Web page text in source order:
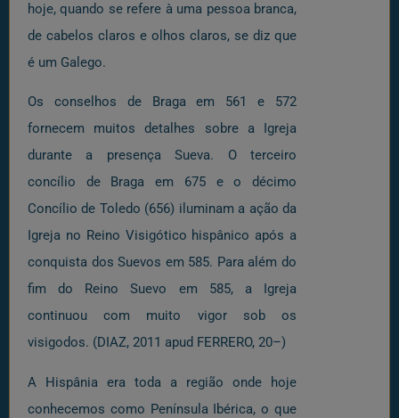
hoje, quando se refere à uma pessoa branca,
de cabelos claros e olhos claros, se diz que
é um Galego.
Os conselhos de Braga em 561 e 572
fornecem muitos detalhes sobre a Igreja
durante a presença Sueva. O terceiro
concílio de Braga em 675 e o décimo
Concílio de Toledo (656) iluminam a ação da
Igreja no Reino Visigótico hispânico após a
conquista dos Suevos em 585. Para além do
fim do Reino Suevo em 585, a Igreja
continuou com muito vigor sob os
visigodos. (DIAZ, 2011 apud FERRERO, 20–)
A Hispânia era toda a região onde hoje
conhecemos como Península Ibérica, o que